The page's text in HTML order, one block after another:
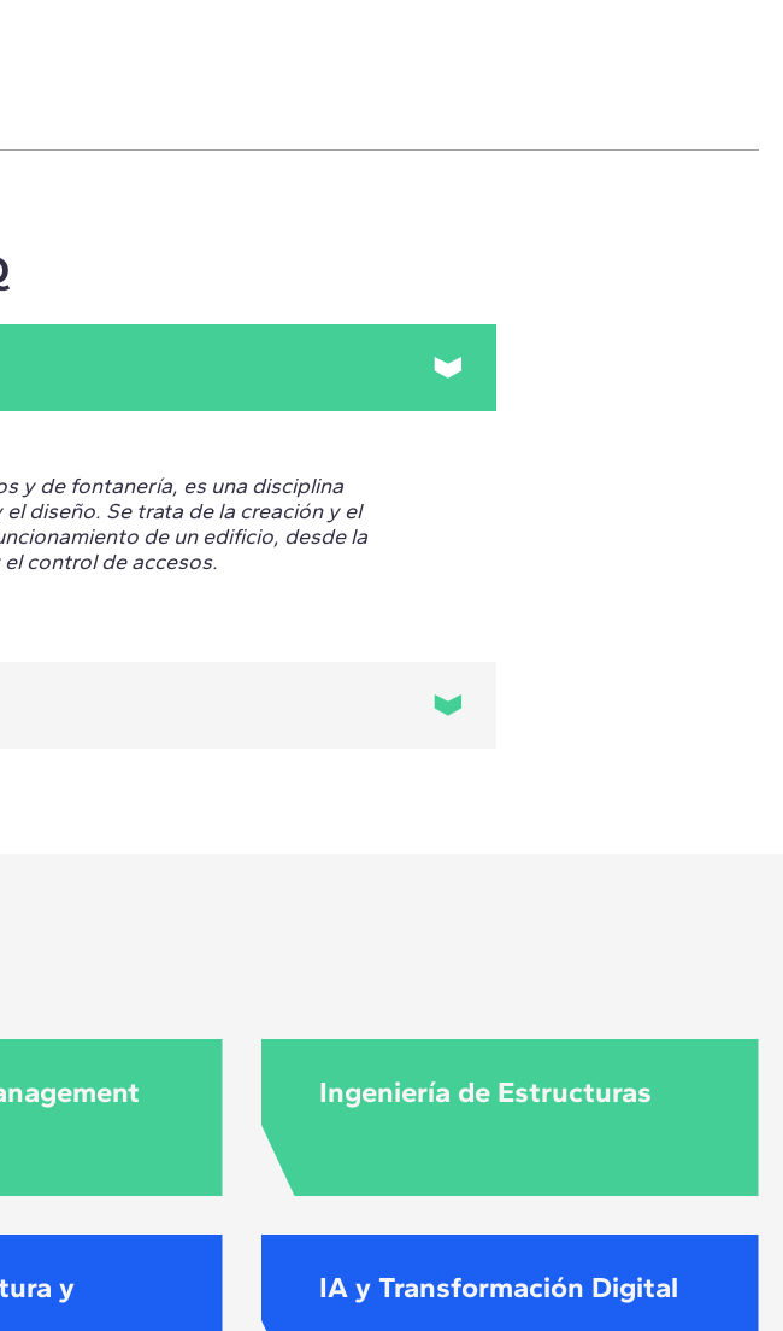
y de fontanería, es una disciplina
diseño. Se trata de la creación y el
de un edificio, desde la
control de accesos.
Ingeniería de Estructuras
y
IA y Transformación Digital